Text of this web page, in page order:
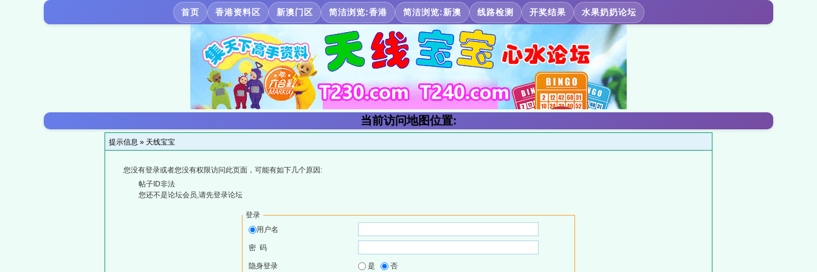
首页 香港资料区 新澳门区 简洁浏览:香港 简洁浏览:新澳 线路检测 开奖结果 水果奶奶论坛
当前访问地图位置:
提示信息 » 天线宝宝
您没有登录或者您没有权限访问此页面，可能有如下几个原因:
帖子ID非法
您还不是论坛会员,请先登录论坛
登录
用户名
密 码
隐身登录 是 否